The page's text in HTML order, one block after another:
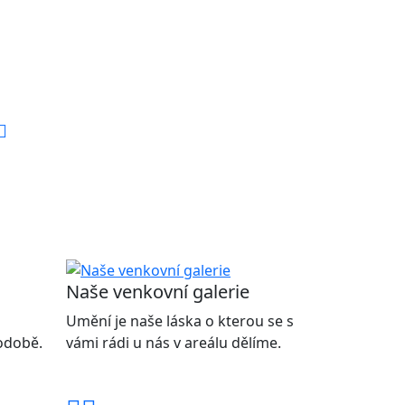
Naše venkovní galerie
Umění je naše láska o kterou se s
vámi rádi u nás v areálu dělíme.